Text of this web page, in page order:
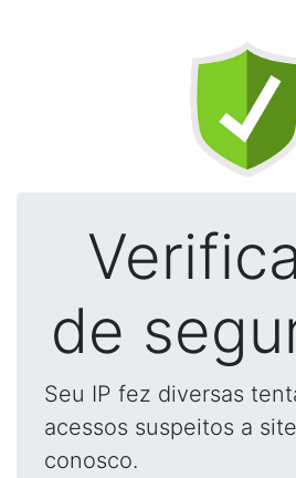
de
Seu IP fez diversas
acessos suspeitos a
conosco.